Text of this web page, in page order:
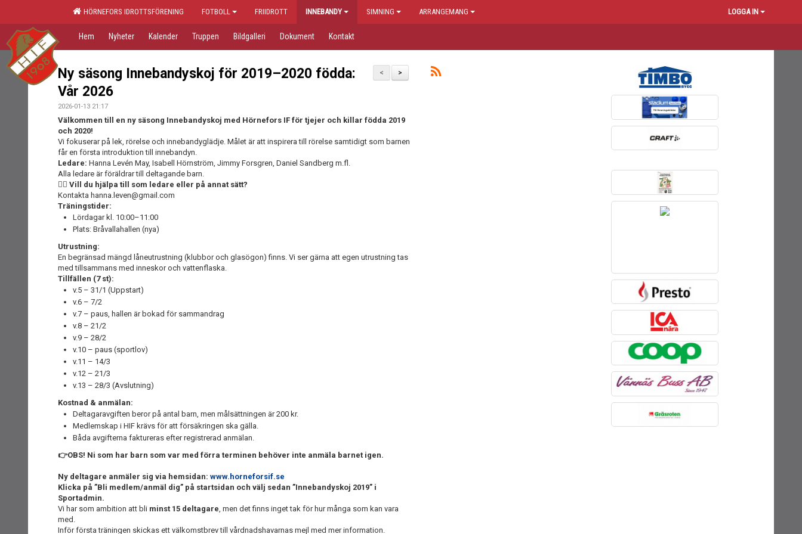
HÖRNEFORS IDROTTSFÖRENING FOTBOLL FRIIDROTT INNEBANDY SIMNING ARRANGEMANG LOGGA IN
Hem Nyheter Kalender Truppen Bildgalleri Dokument Kontakt
>
<
Ny säsong Innebandyskoj för 2019–2020 födda:
Vår 2026
2026-01-13 21:17
Välkommen till en ny säsong Innebandyskoj med Hörnefors IF för tjejer och killar födda 2019
och 2020!
Vi fokuserar på lek, rörelse och innebandyglädje. Målet är att inspirera till rörelse samtidigt som barnen
får en första introduktion till innebandyn.
Ledare: Hanna Levén May, Isabell Hörnström, Jimmy Forsgren, Daniel Sandberg m.fl.
Alla ledare är föräldrar till deltagande barn.
🙋‍♀️ Vill du hjälpa till som ledare eller på annat sätt?
Kontakta hanna.leven@gmail.com
Träningstider:
Lördagar kl. 10:00–11:00
Plats: Bråvallahallen (nya)
Utrustning:
En begränsad mängd låneutrustning (klubbor och glasögon) finns. Vi ser gärna att egen utrustning tas
med tillsammans med inneskor och vattenflaska.
Tillfällen (7 st):
v.5 – 31/1 (Uppstart)
v.6 – 7/2
v.7 – paus, hallen är bokad för sammandrag
v.8 – 21/2
v.9 – 28/2
v.10 – paus (sportlov)
v.11 – 14/3
v.12 – 21/3
v.13 – 28/3 (Avslutning)
Kostnad & anmälan:
Deltagaravgiften beror på antal barn, men målsättningen är 200 kr.
Medlemskap i HIF krävs för att försäkringen ska gälla.
Båda avgifterna faktureras efter registrerad anmälan.
👉OBS! Ni som har barn som var med förra terminen behöver inte anmäla barnet igen.
Ny deltagare anmäler sig via hemsidan: www.horneforsif.se
Klicka på ”Bli medlem/anmäl dig” på startsidan och välj sedan ”Innebandyskoj 2019” i
Sportadmin.
Vi har som ambition att bli minst 15 deltagare, men det finns inget tak för hur många som kan vara
med.
Inför första träningen skickas ett välkomstbrev till vårdnadshavarnas mejl med mer information.